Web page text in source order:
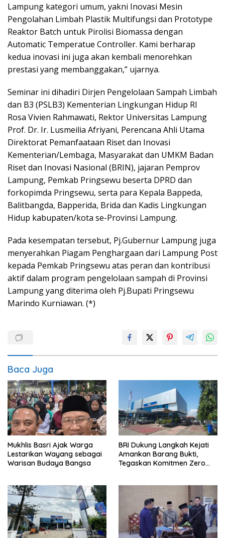
Lampung kategori umum, yakni Inovasi Mesin
Pengolahan Limbah Plastik Multifungsi dan Prototype
Reaktor Batch untuk Pirolisi Biomassa dengan
Automatic Temperatue Controller. Kami berharap
kedua inovasi ini juga akan kembali menorehkan
prestasi yang membanggakan,” ujarnya.
Seminar ini dihadiri Dirjen Pengelolaan Sampah Limbah
dan B3 (PSLB3) Kementerian Lingkungan Hidup RI
Rosa Vivien Rahmawati, Rektor Universitas Lampung
Prof. Dr. Ir. Lusmeilia Afriyani, Perencana Ahli Utama
Direktorat Pemanfaataan Riset dan Inovasi
Kementerian/Lembaga, Masyarakat dan UMKM Badan
Riset dan Inovasi Nasional (BRIN), jajaran Pemprov
Lampung, Pemkab Pringsewu beserta DPRD dan
forkopimda Pringsewu, serta para Kepala Bappeda,
Balitbangda, Bapperida, Brida dan Kadis Lingkungan
Hidup kabupaten/kota se-Provinsi Lampung.
Pada kesempatan tersebut, Pj.Gubernur Lampung juga
menyerahkan Piagam Penghargaan dari Lampung Post
kepada Pemkab Pringsewu atas peran dan kontribusi
aktif dalam program pengelolaan sampah di Provinsi
Lampung yang diterima oleh Pj.Bupati Pringsewu
Marindo Kurniawan. (*)
Baca Juga
Mukhlis Basri Ajak Warga
Lestarikan Wayang sebagai
Warisan Budaya Bangsa
BRI Dukung Langkah Kejati
Amankan Barang Bukti,
Tegaskan Komitmen Zero